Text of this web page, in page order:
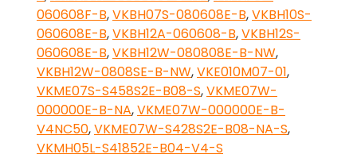
060608F-B,VKBH07S-080608E-B,VKBH10S-
060608E-B,VKBH12A-060608-B,VKBH12S-
060608E-B,VKBH12W-080808E-B-NW,
VKBH12W-0808SE-B-NW,VKE010M07-01,
VKME07S-S458S2E-B08-S,VKME07W-
000000E-B-NA,VKME07W-000000E-B-
V4NC50,VKME07W-S428S2E-B08-NA-S,
VKMH05L-S41852E-B04-V4-S